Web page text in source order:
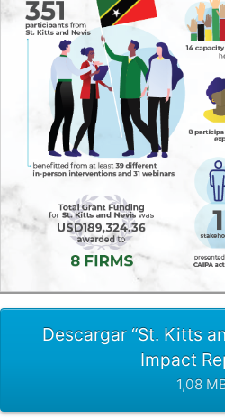
Descargar “St. Kitts
Impact
1,08